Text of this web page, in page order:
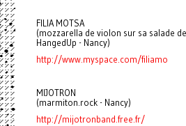
FILIA MOTSA
(mozzarella de violon sur sa salade
HangedUp - Nancy)
http://www.myspace.com/filiamo
MIJOTRON
(marmiton.rock - Nancy)
http://mijotronband.free.fr/